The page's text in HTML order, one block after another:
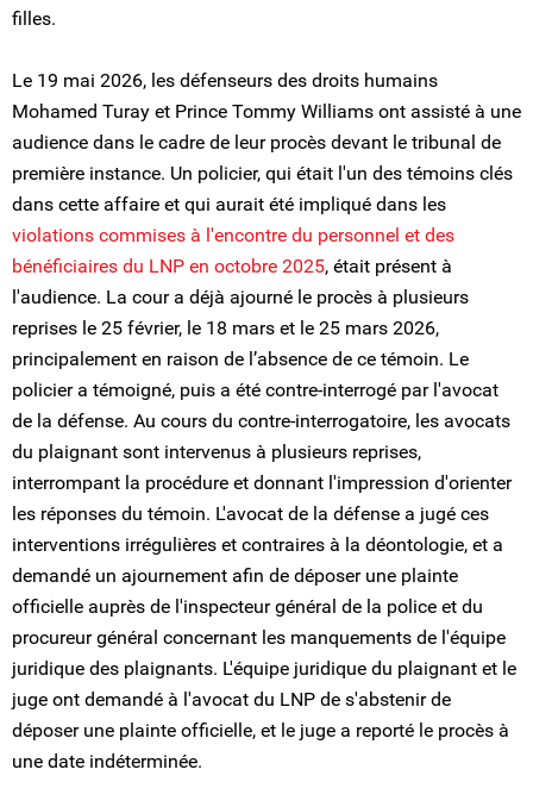
filles.
Le 19 mai 2026, les défenseurs des droits humains
Mohamed Turay et Prince Tommy Williams ont assisté à une
audience dans le cadre de leur procès devant le tribunal de
première instance. Un policier, qui était l'un des témoins clés
dans cette affaire et qui aurait été impliqué dans les
violations commises à l'encontre du personnel et des
bénéficiaires du LNP en octobre 2025, était présent à
l'audience. La cour a déjà ajourné le procès à plusieurs
reprises le 25 février, le 18 mars et le 25 mars 2026,
principalement en raison de l’absence de ce témoin. Le
policier a témoigné, puis a été contre-interrogé par l'avocat
de la défense. Au cours du contre-interrogatoire, les avocats
du plaignant sont intervenus à plusieurs reprises,
interrompant la procédure et donnant l'impression d'orienter
les réponses du témoin. L'avocat de la défense a jugé ces
interventions irrégulières et contraires à la déontologie, et a
demandé un ajournement afin de déposer une plainte
officielle auprès de l'inspecteur général de la police et du
procureur général concernant les manquements de l'équipe
juridique des plaignants. L'équipe juridique du plaignant et le
juge ont demandé à l'avocat du LNP de s'abstenir de
déposer une plainte officielle, et le juge a reporté le procès à
une date indéterminée.